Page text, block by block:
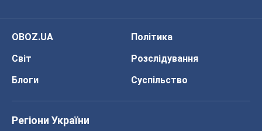
OBOZ.UA
Політика
Світ
Розслідування
Блоги
Суспільство
Регіони України